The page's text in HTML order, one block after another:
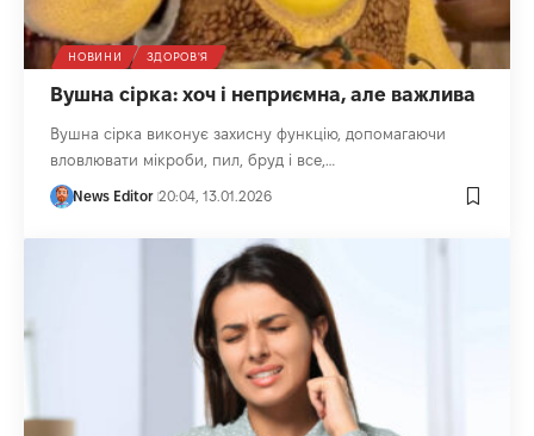
НОВИНИ ЗДОРОВ'Я
Вушна сірка: хоч і неприємна, але важлива
Вушна сірка виконує захисну функцію, допомагаючи
вловлювати мікроби, пил, бруд і все,…
News Editor 20:04, 13.01.2026